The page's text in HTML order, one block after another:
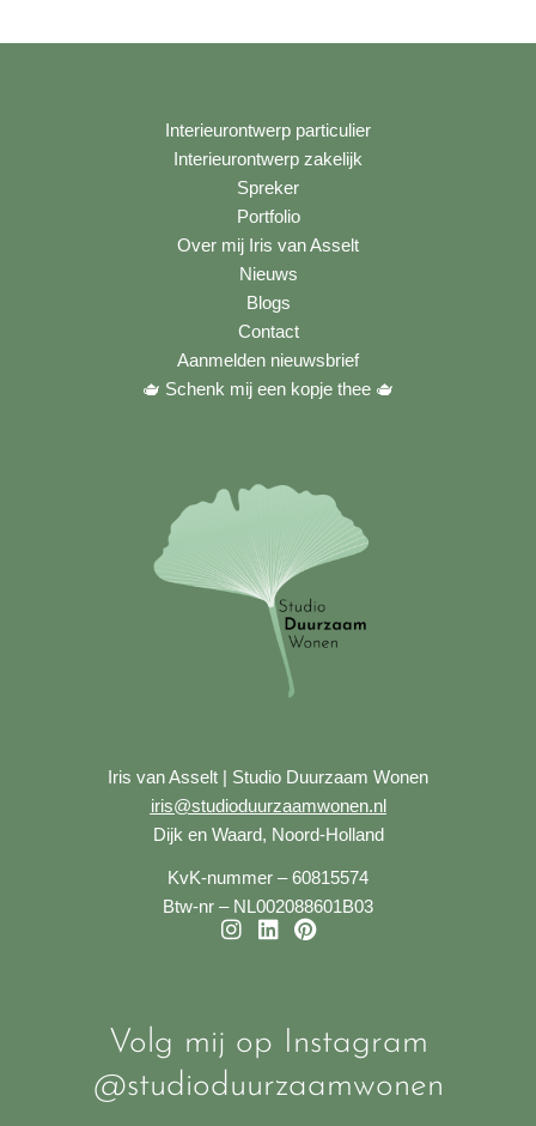
Interieurontwerp particulier
Interieurontwerp zakelijk
Spreker
Portfolio
Over mij Iris van Asselt
Nieuws
Blogs
Contact
Aanmelden nieuwsbrief
🫖 Schenk mij een kopje thee 🫖
Iris van Asselt | Studio Duurzaam Wonen
iris@studioduurzaamwonen.nl
Dijk en Waard, Noord-Holland
KvK-nummer – 60815574
Btw-nr – NL002088601B03
I
a
g
r
L
e
d
i
P
e
r
e
Volg mij op Instagram
@studioduurzaamwonen